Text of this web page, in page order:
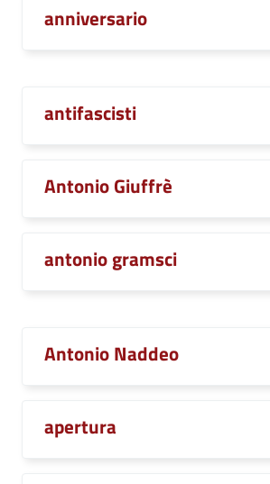
anniversario
antifascisti
Antonio Giuffrè
antonio gramsci
Antonio Naddeo
apertura